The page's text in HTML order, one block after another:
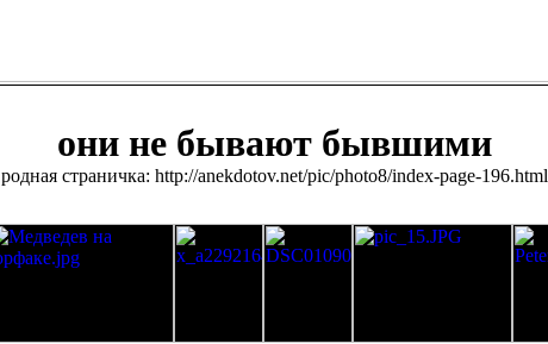
они не бывают бывшими
родная страничка: http://anekdotov.net/pic/photo8/index-page-196.html